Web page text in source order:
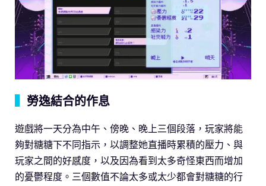
勞逸結合的作息
遊戲將一天分為中午、傍晚、晚上三個段落，玩家將能
夠對糖糖下不同指示，以調整她直播時累積的壓力、與
玩家之間的好感度，以及因為看到太多奇怪東西而增加
的憂鬱程度。三個數值不論太多或太少都會對糖糖的行